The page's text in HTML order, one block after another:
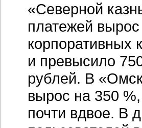
«Северной
платежей
корпоративных
и превысило
рублей. В
вырос на 350
почти вдвое. В